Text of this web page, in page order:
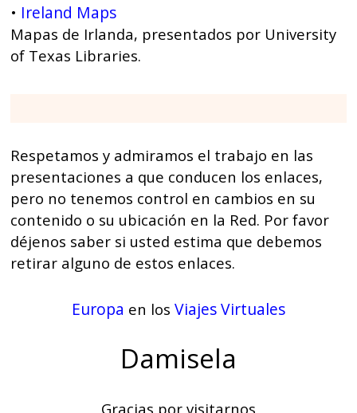
• Ireland Maps
Mapas de Irlanda, presentados por University
of Texas Libraries.
Respetamos y admiramos el trabajo en las
presentaciones a que conducen los enlaces,
pero no tenemos control en cambios en su
contenido o su ubicación en la Red. Por favor
déjenos saber si usted estima que debemos
retirar alguno de estos enlaces.
Europa en los Viajes Virtuales
Damisela
Gracias por visitarnos